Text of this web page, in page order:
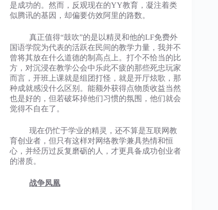
是成功的。然而，反观现在的YY教育，凝注着类
似腾讯的基因，却偏要仿效阿里的路数。
真正值得“鼓吹”的是以精灵和他的LF免费外
国语学院为代表的活跃在民间的教学力量，我并不
曾将其放在什么道德的制高点上。打个不恰当的比
方，对沉浸在教学公会中乐此不疲的那些死忠玩家
而言，开班上课就是组团打怪，就是开厅炫歌，那
种成就感没什么区别。能额外获得点物质收益当然
也是好的，但若破坏掉他们习惯的氛围，他们就会
觉得不自在了。
现在仍忙于学业的精灵，还不算是互联网教
育创业者，但只有这样对网络教学兼具热情和恒
心，并经历过反复磨砺的人，才更具备成功创业者
的潜质。
战争凤凰